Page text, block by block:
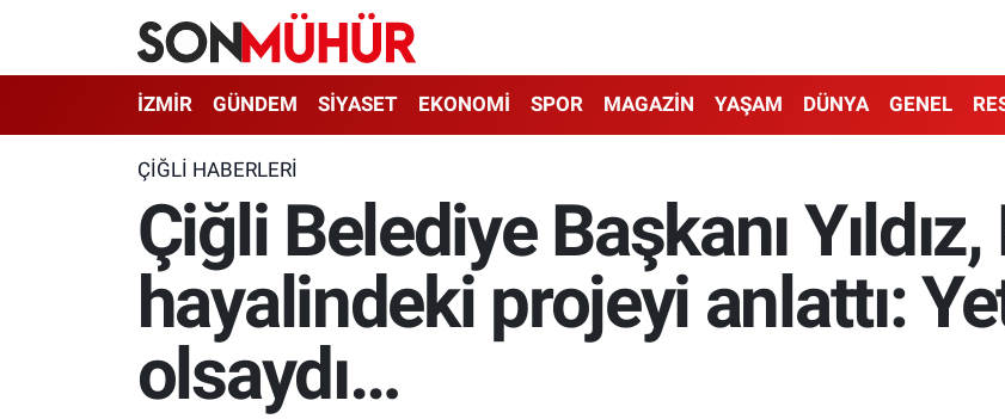
İZMİR GÜNDEM SİYASET EKONOMİ SPOR MAGAZİN YAŞAM DÜNYA GENEL
ÇIĞLI HABERLERI
Çiğli Belediye Başkanı
hayalindeki projeyi anlattı:
olsaydı…
İzmir Nöbetçi Eczaneler
İzmir Hava Durumu
İzmir Namaz Vakitleri
İzmir Trafik Yoğunluk Haritası
Süper Lig Puan Durumu ve Fikstür
Tüm Manşetler